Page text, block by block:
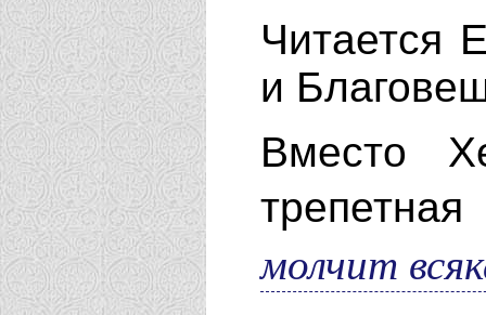
Читается
и
Вместо
молчит